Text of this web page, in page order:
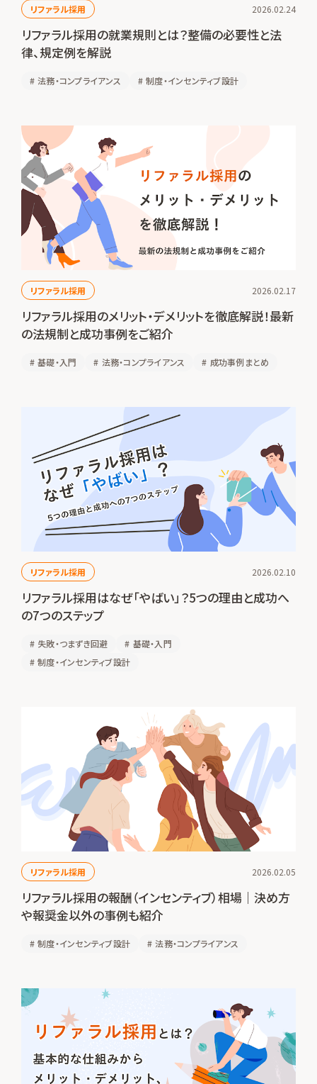
リファラル採用 2026.02.24
リファラル採用の就業規則とは？整備の必要性と法
律、規定例を解説
# 法務・コンプライアンス # 制度・インセンティブ設計
リファラル採用 2026.02.17
リファラル採用のメリット・デメリットを徹底解説！最新
の法規制と成功事例をご紹介
# 基礎・入門 # 法務・コンプライアンス # 成功事例まとめ
リファラル採用 2026.02.10
リファラル採用はなぜ「やばい」？5つの理由と成功へ
の7つのステップ
# 失敗・つまずき回避 # 基礎・入門
# 制度・インセンティブ設計
リファラル採用 2026.02.05
リファラル採用の報酬（インセンティブ）相場｜決め方
や報奨金以外の事例も紹介
# 制度・インセンティブ設計 # 法務・コンプライアンス